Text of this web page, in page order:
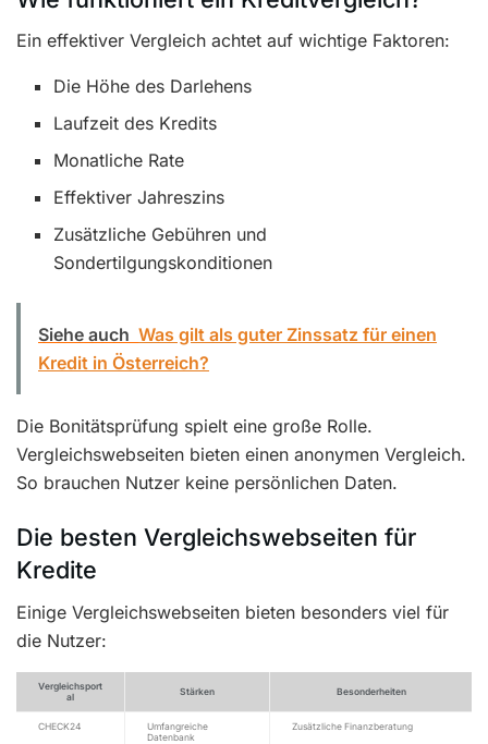
Ein effektiver Vergleich achtet auf wichtige Faktoren:
Die Höhe des Darlehens
Laufzeit des Kredits
Monatliche Rate
Effektiver Jahreszins
Zusätzliche Gebühren und
Sondertilgungskonditionen
Siehe auch Was gilt als guter Zinssatz für einen
Kredit in Österreich?
Die Bonitätsprüfung spielt eine große Rolle.
Vergleichswebseiten bieten einen anonymen Vergleich.
So brauchen Nutzer keine persönlichen Daten.
Die besten Vergleichswebseiten für
Kredite
Einige Vergleichswebseiten bieten besonders viel für
die Nutzer:
Vergleichsport
al
Stärken Besonderheiten
CHECK24
Umfangreiche
Datenbank
Zusätzliche Finanzberatung